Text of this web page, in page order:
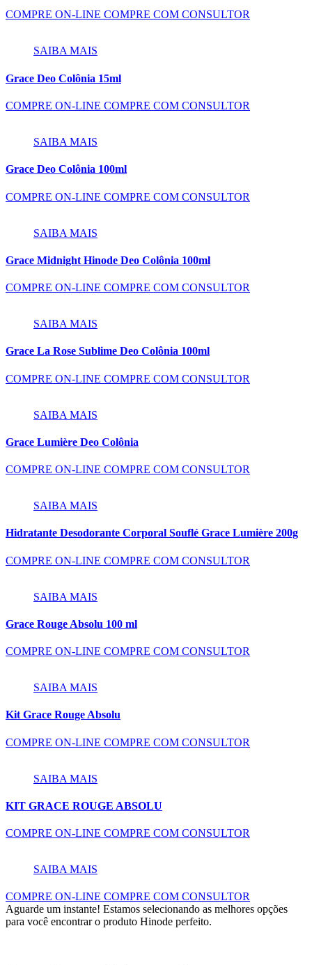
COMPRE ON-LINE COMPRE COM CONSULTOR
SAIBA MAIS
Grace Deo Colônia 15ml
COMPRE ON-LINE COMPRE COM CONSULTOR
SAIBA MAIS
Grace Deo Colônia 100ml
COMPRE ON-LINE COMPRE COM CONSULTOR
SAIBA MAIS
Grace Midnight Hinode Deo Colônia 100ml
COMPRE ON-LINE COMPRE COM CONSULTOR
SAIBA MAIS
Grace La Rose Sublime Deo Colônia 100ml
COMPRE ON-LINE COMPRE COM CONSULTOR
SAIBA MAIS
Grace Lumière Deo Colônia
COMPRE ON-LINE COMPRE COM CONSULTOR
SAIBA MAIS
Hidratante Desodorante Corporal Souflé Grace Lumière 200g
COMPRE ON-LINE COMPRE COM CONSULTOR
SAIBA MAIS
Grace Rouge Absolu 100 ml
COMPRE ON-LINE COMPRE COM CONSULTOR
SAIBA MAIS
Kit Grace Rouge Absolu
COMPRE ON-LINE COMPRE COM CONSULTOR
SAIBA MAIS
KIT GRACE ROUGE ABSOLU
COMPRE ON-LINE COMPRE COM CONSULTOR
SAIBA MAIS
COMPRE ON-LINE COMPRE COM CONSULTOR
Aguarde um instante! Estamos selecionando as melhores opções
para você encontrar o produto Hinode perfeito.